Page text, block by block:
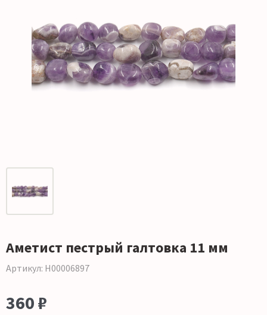
Аметист пестрый галтовка 11 мм
Артикул: Н00006897
360 ₽